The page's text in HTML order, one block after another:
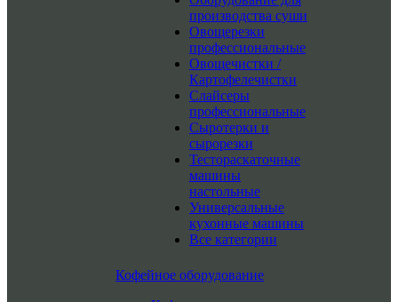
производства суши
Овощерезки
профессиональные
Овощечистки /
Картофелечистки
Слайсеры
профессиональные
Сыротерки и
сырорезки
Тестораскаточные
машины
настольные
Универсальные
кухонные машины
Все категории
Кофейное оборудование